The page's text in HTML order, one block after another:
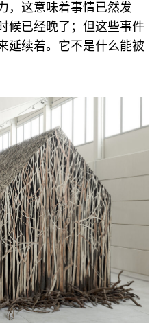
，这意味着事情已然发
候已经晚了；但这些事件
延续着。它不是什么能被